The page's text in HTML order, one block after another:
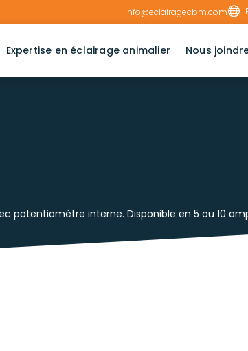
info@eclairagecbm.com
Expertise en éclairage animalier Nous
potentiomètre interne. Disponible en 5 ou 10